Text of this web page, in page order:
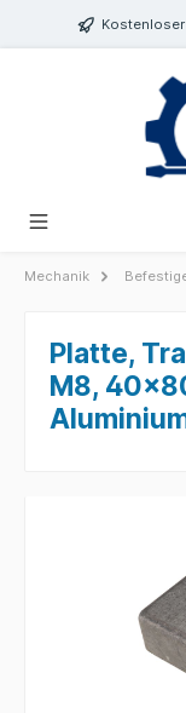
springen
Mechanik
Platte,
M8,